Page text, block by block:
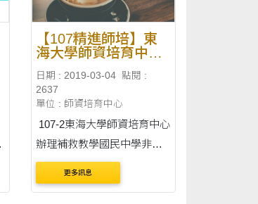
【107精進師培】東
海大學師資培育中心
學非現職教師18小時
研習
日期 : 2019-03-04 點閱 :
2637
單位 : 師資培育中心
107-2東海大學師資培育中心
辦理補救教學國民中學非現
職教師18小時研習 一、研
習日期：108年3月30、31日
更多訊息